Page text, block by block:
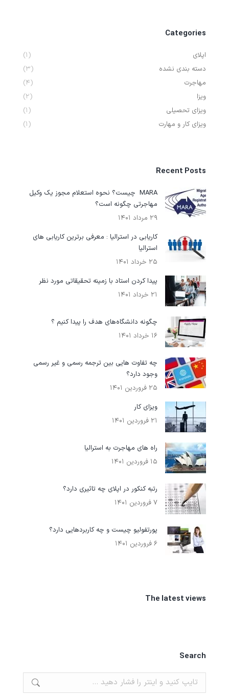
Categories
اپلای
(۱)
دسته بندی نشده
(۳)
مهاجرت
(۴)
ویزا
(۲)
ویزای تحصیلی
(۱)
ویزای کار و مهارت
(۱)
Recent Posts
MARA چیست؟ نحوه استعلام مجوز یک وکیل
مهاجرتی چگونه است؟
۲۹ مرداد ۱۴۰۱
کاریابی در استرالیا : معرفی برترین کاریابی های
استرالیا
۲۵ خرداد ۱۴۰۱
پیدا کردن استاد با زمینه تحقیقاتی مورد نظر
۲۱ خرداد ۱۴۰۱
چگونه دانشگاه‌های هدف را پیدا کنیم ؟
۱۶ خرداد ۱۴۰۱
چه تفاوت هایی بین ترجمه رسمی و غیر رسمی
وجود دارد؟
۲۵ فروردین ۱۴۰۱
ویزای کار
۲۱ فروردین ۱۴۰۱
راه‌ های مهاجرت به استرالیا
۱۵ فروردین ۱۴۰۱
رتبه کنکور در اپلای چه تاثیری دارد؟
۷ فروردین ۱۴۰۱
پورتفوليو چیست و چه کاربردهایی دارد؟
۶ فروردین ۱۴۰۱
The latest views
Search
جستجو: